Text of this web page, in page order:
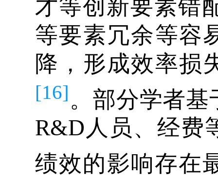
才等创新要素错
等要素冗余等容
降，形成效率损
[16]。部分学者
R&D人员、经费
绩效的影响存在